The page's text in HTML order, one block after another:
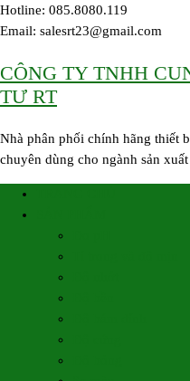
Skip
to
Hotline: 085.8080.119
Email: salesrt23@gmail.com
CÔNG TY TNHH
TƯ RT
Nhà phân phối chính hãng thiết
chuyên dùng cho ngành sản